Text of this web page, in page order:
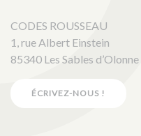
CODES ROUSSEAU
1, rue Albert Einstein
85340 Les Sables d’Olonne
ÉCRIVEZ-NOUS !